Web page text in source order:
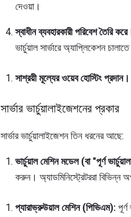
দেওয়া।
স্বাধীন ব্যবহারকারী পরিবেশ তৈরি
ভার্চুয়াল সার্ভারে অ্যাপ্লিকেশন
সাশ্রয়ী মূল্যের ওয়েব হোস্টিং প্রদান।
সার্ভার ভার্চুয়ালাইজেশনের প্রকার
সার্ভার ভার্চুয়ালাইজেশন তিন ধরনের আছে:
ভার্চুয়াল মেশিন মডেল (বা "পূর্ণ
করুন। অ্যাডমিনিস্ট্রেটররা বিভিন্ন
প্যারাভ্রুউয়াল মেশিন (পিভিএম):